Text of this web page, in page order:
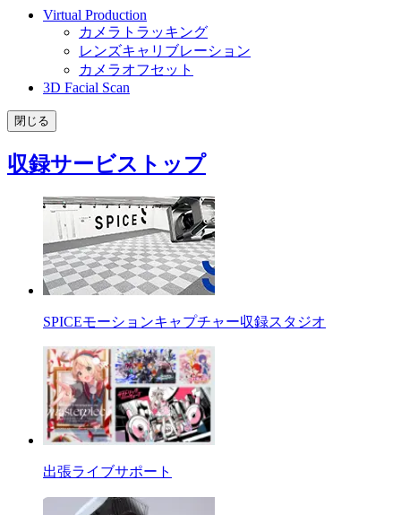
Virtual Production
カメラトラッキング
レンズキャリブレーション
カメラオフセット
3D Facial Scan
閉じる
収録サービストップ
SPICEモーションキャプチャー収録スタジオ
出張ライブサポート